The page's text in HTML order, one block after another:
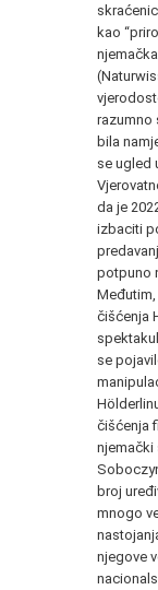
kao
razumno
bila
se ugled
da je
izbaciti
potpuno
čišćenja
se
čišćenja
njemački
broj
mnogo
njegove